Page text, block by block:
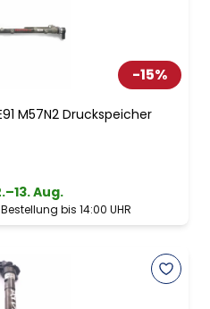
-15%
M57N2 Druckspeicher
Aug.
bis 14:00 UHR